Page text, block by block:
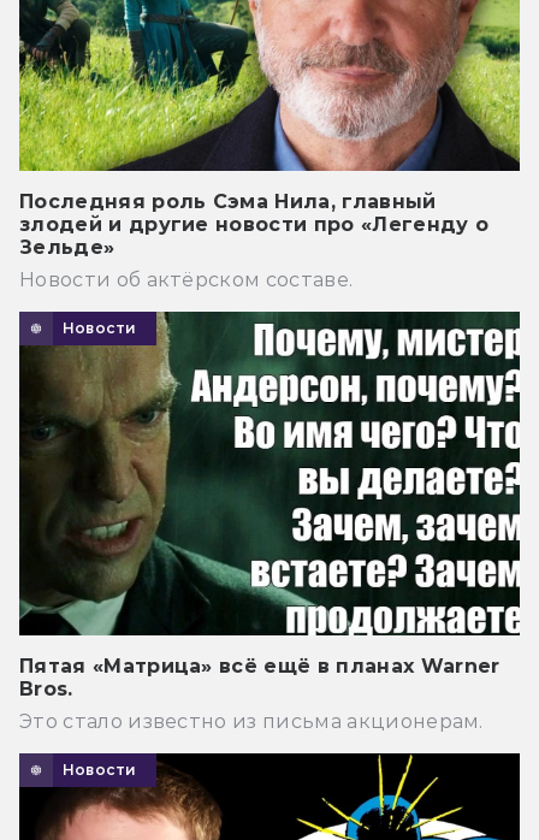
Последняя роль Сэма Нила, главный
злодей и другие новости про «Легенду о
Зельде»
Новости об актёрском составе.
Новости
Пятая «Матрица» всё ещё в планах Warner
Bros.
Это стало известно из письма акционерам.
Новости